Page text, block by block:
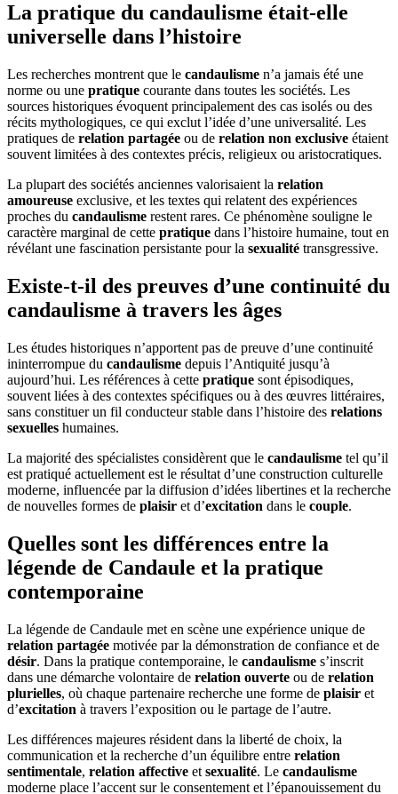
La pratique du candaulisme était-elle
universelle dans l’histoire
Les recherches montrent que le candaulisme n’a jamais été une
norme ou une pratique courante dans toutes les sociétés. Les
sources historiques évoquent principalement des cas isolés ou des
récits mythologiques, ce qui exclut l’idée d’une universalité. Les
pratiques de relation partagée ou de relation non exclusive étaient
souvent limitées à des contextes précis, religieux ou aristocratiques.
La plupart des sociétés anciennes valorisaient la relation
amoureuse exclusive, et les textes qui relatent des expériences
proches du candaulisme restent rares. Ce phénomène souligne le
caractère marginal de cette pratique dans l’histoire humaine, tout en
révélant une fascination persistante pour la sexualité transgressive.
Existe-t-il des preuves d’une continuité du
candaulisme à travers les âges
Les études historiques n’apportent pas de preuve d’une continuité
ininterrompue du candaulisme depuis l’Antiquité jusqu’à
aujourd’hui. Les références à cette pratique sont épisodiques,
souvent liées à des contextes spécifiques ou à des œuvres littéraires,
sans constituer un fil conducteur stable dans l’histoire des relations
sexuelles humaines.
La majorité des spécialistes considèrent que le candaulisme tel qu’il
est pratiqué actuellement est le résultat d’une construction culturelle
moderne, influencée par la diffusion d’idées libertines et la recherche
de nouvelles formes de plaisir et d’excitation dans le couple.
Quelles sont les différences entre la
légende de Candaule et la pratique
contemporaine
La légende de Candaule met en scène une expérience unique de
relation partagée motivée par la démonstration de confiance et de
désir. Dans la pratique contemporaine, le candaulisme s’inscrit
dans une démarche volontaire de relation ouverte ou de relation
plurielles, où chaque partenaire recherche une forme de plaisir et
d’excitation à travers l’exposition ou le partage de l’autre.
Les différences majeures résident dans la liberté de choix, la
communication et la recherche d’un équilibre entre relation
sentimentale, relation affective et sexualité. Le candaulisme
moderne place l’accent sur le consentement et l’épanouissement du